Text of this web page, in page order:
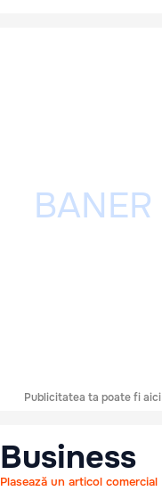
Publicitatea ta poate fi aici
Business
Plasează un articol comercial